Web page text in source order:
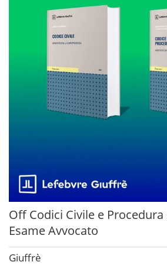
Off Codici Civile e Procedura
Esame Avvocato
Giuffrè